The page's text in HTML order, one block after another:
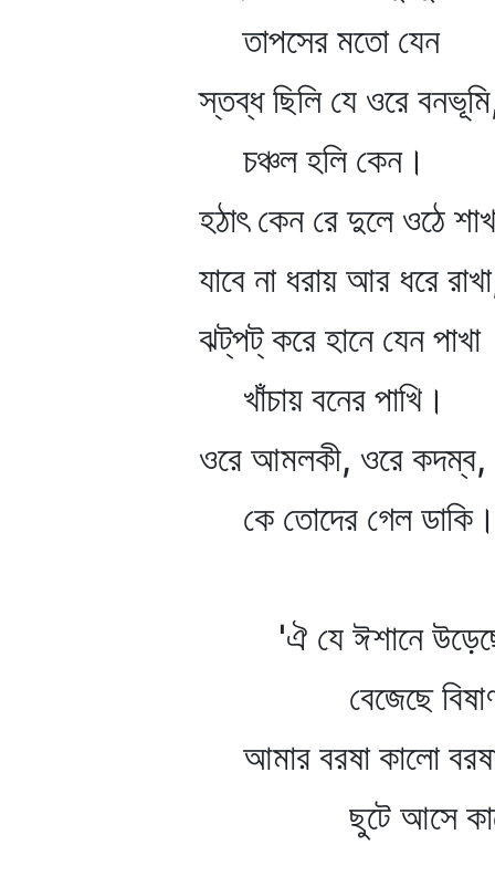
তাপসের মতো যেন
স্তব্ধ ছিলি যে ওরে
চঞ্চল হলি কেন।
হঠাৎ কেন রে দুলে ওঠে
যাবে না ধরায় আর ধরে
ঝট্‌পট্‌ করে হানে যেন পাখা
খাঁচায় বনের পাখি।
ওরে আমলকী, ওরে কদম্ব,
কে তোদের গেল ডাকি।
'ঐ যে ঈশানে উড়েছে
বেজেছে বিষাণ
আমার বরষা কালো
ছুটে আসে কালো